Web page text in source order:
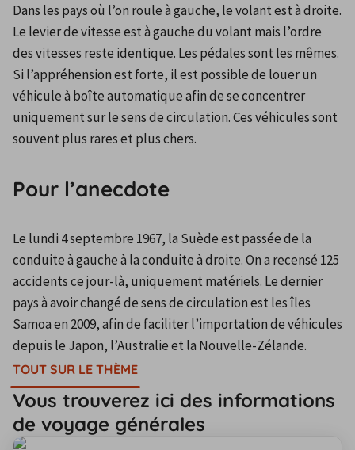
Dans les pays où l’on roule à gauche, le volant est à droite.
Le levier de vitesse est à gauche du volant mais l’ordre
des vitesses reste identique. Les pédales sont les mêmes.
Si l’appréhension est forte, il est possible de louer un
véhicule à boîte automatique afin de se concentrer
uniquement sur le sens de circulation. Ces véhicules sont
souvent plus rares et plus chers.
Pour l’anecdote
Le lundi 4 septembre 1967, la Suède est passée de la
conduite à gauche à la conduite à droite. On a recensé 125
accidents ce jour-là, uniquement matériels. Le dernier
pays à avoir changé de sens de circulation est les îles
Samoa en 2009, afin de faciliter l’importation de véhicules
depuis le Japon, l’Australie et la Nouvelle-Zélande.
TOUT SUR LE THÈME
Vous trouverez ici des informations
de voyage générales